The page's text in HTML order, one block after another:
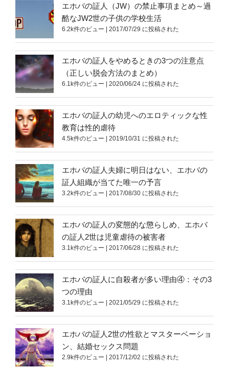
エホバの証人（JW）の禁止事項まとめ～過
酷なJW2世の子供の学校生活
6.2k件のビュー 2017/07/29 に投稿された
エホバの証人をやめるときの3つの注意点
（正しい脱会方法のまとめ）
6.1k件のビュー 2020/06/24 に投稿された
エホバの証人の幼児へのエロティックな性
教育は性的虐待
4.5k件のビュー 2019/10/31 に投稿された
エホバの証人夫婦に明日はない、エホバの
証人組織が当てた唯一の予言
3.2k件のビュー 2017/08/30 に投稿された
エホバの証人の変態的な懲らしめ、エホバ
の証人2世は児童虐待の被害者
3.1k件のビュー 2017/06/28 に投稿された
エホバの証人に自殺者が多い理由④：その3
つの理由
3.1k件のビュー 2021/05/29 に投稿された
エホバの証人2世の性欲とマスターベーショ
ン、結婚セックス問題
2.9k件のビュー 2017/12/02 に投稿された